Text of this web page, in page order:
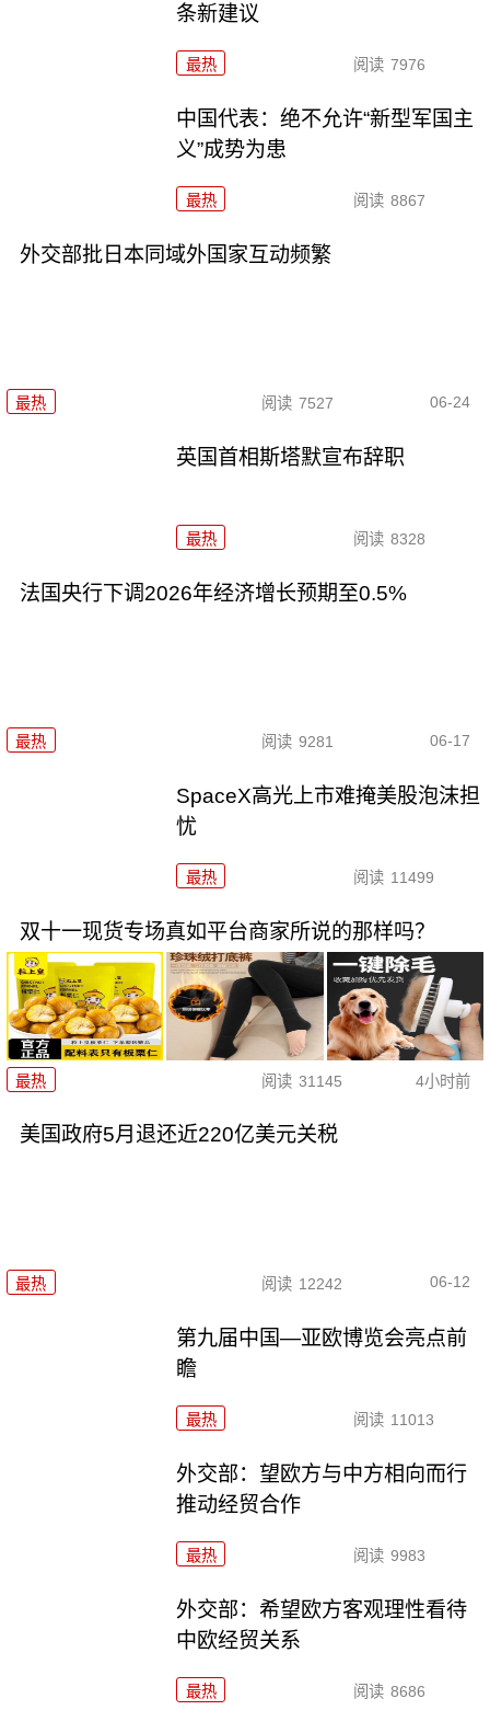
条新建议
最热 阅读 7976
中国代表：绝不允许“新型军国主
义”成势为患
最热 阅读 8867
外交部批日本同域外国家互动频繁
最热 阅读 7527 06-24
英国首相斯塔默宣布辞职
最热 阅读 8328
法国央行下调2026年经济增长预期至0.5%
最热 阅读 9281 06-17
SpaceX高光上市难掩美股泡沫担
忧
最热 阅读 11499
双十一现货专场真如平台商家所说的那样吗？
最热 阅读 31145 4小时前
美国政府5月退还近220亿美元关税
最热 阅读 12242 06-12
第九届中国—亚欧博览会亮点前
瞻
最热 阅读 11013
外交部：望欧方与中方相向而行
推动经贸合作
最热 阅读 9983
外交部：希望欧方客观理性看待
中欧经贸关系
最热 阅读 8686